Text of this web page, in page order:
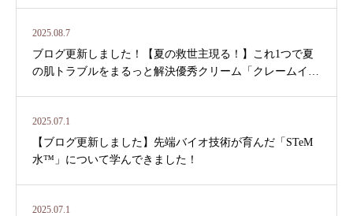
2025.08.7
ブログ更新しました！【夏の救世主現る！】これ1つで夏
の肌トラブルをまるっと解決優秀クリーム「クレームイド
2025.07.1
【ブログ更新しました】先端バイオ技術が育んだ「STeM
水™️」について学んできました！
2025.07.1